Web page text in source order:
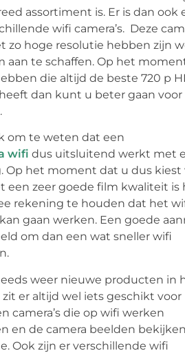
assortiment is. Er is dan ook
wifi camera’s. Deze
zo hoge resolutie hebben zijn
aan te schaffen. Op het
die altijd de beste 720 p
dan kunt u beter gaan voor
om te weten dat een
wifi dus uitsluitend werkt met
Op het moment dat u dus kiest
een zeer goede film kwaliteit is
rekening te houden dat het
gaan werken. Een goede
om dan een wat sneller wifi
weer nieuwe producten in
er altijd wel iets geschikt voor
camera’s die op wifi werken
en de camera beelden
Ook zijn er verschillende wifi